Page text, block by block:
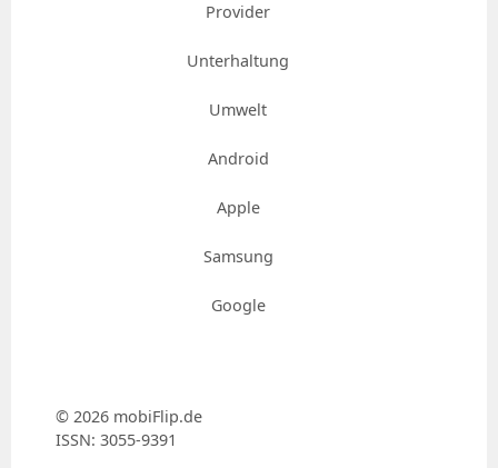
Provider
Unterhaltung
Umwelt
Android
Apple
Samsung
Google
© 2026 mobiFlip.de
ISSN: 3055-9391